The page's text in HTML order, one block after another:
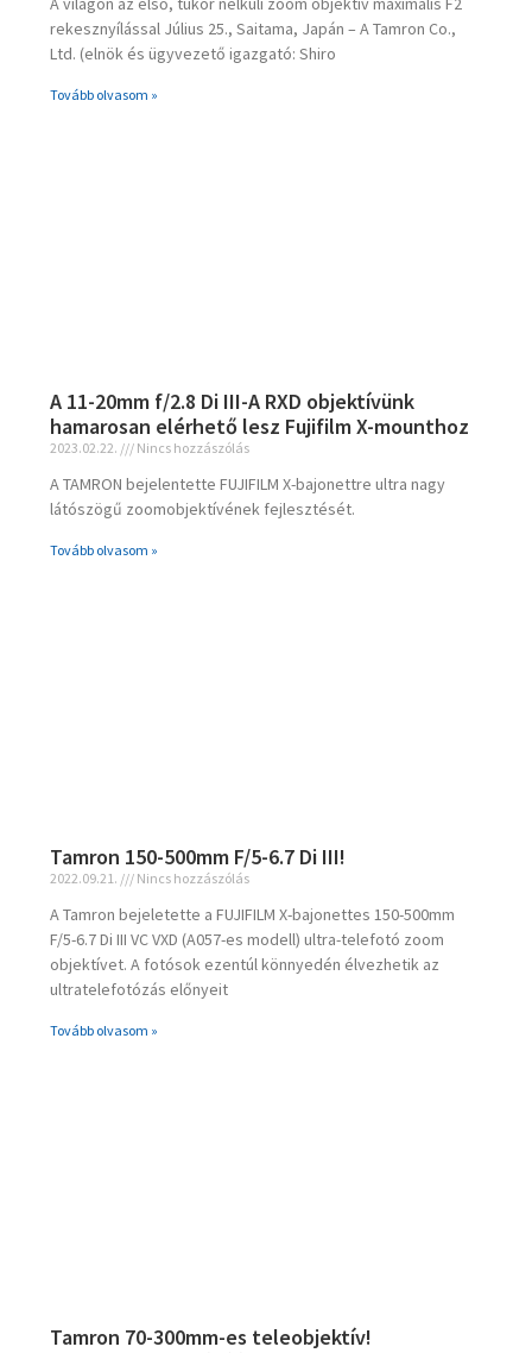
rekesznyílással Július 25., Saitama, Japán – A Tamron Co.,
Ltd. (elnök és ügyvezető igazgató: Shiro
Tovább olvasom »
A 11-20mm f/2.8 Di III-A RXD objektívünk
hamarosan elérhető lesz Fujifilm X-mounthoz
2023.02.22. Nincs hozzászólás
A TAMRON bejelentette FUJIFILM X-bajonettre ultra nagy
látószögű zoomobjektívének fejlesztését.
Tovább olvasom »
Tamron 150-500mm F/5-6.7 Di III!
2022.09.21. Nincs hozzászólás
A Tamron bejeletette a FUJIFILM X-bajonettes 150-500mm
F/5-6.7 Di III VC VXD (A057-es modell) ultra-telefotó zoom
objektívet. A fotósok ezentúl könnyedén élvezhetik az
ultratelefotózás előnyeit
Tovább olvasom »
Tamron 70-300mm-es teleobjektív!